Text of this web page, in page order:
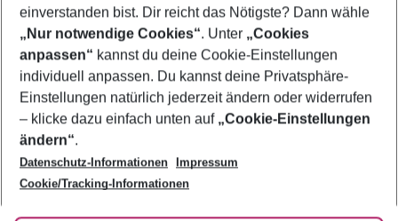
Footer
Footer navigation
Über uns
AGB
Bestpreisgarantie
Cookie-Einstellungen ändern
Cookie-Richtlinie
Agenturbetreuung
Barrierefreies Reisen
Folge uns
einverstanden bist. Dir reicht das Nötigste? Dann wähle
„Nur notwendige Cookies“. Unter „Cookies
anpassen“ kannst du deine Cookie-Einstellungen
individuell anpassen. Du kannst deine Privatsphäre-
Einstellungen natürlich jederzeit ändern oder widerrufen
– klicke dazu einfach unten auf „Cookie-Einstellungen
ändern“.
Datenschutz-Informationen
Impressum
Cookie/Tracking-Informationen